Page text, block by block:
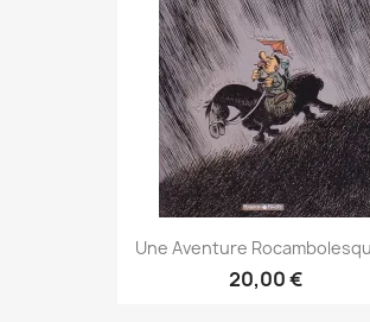
Une Aventure
20,00 €